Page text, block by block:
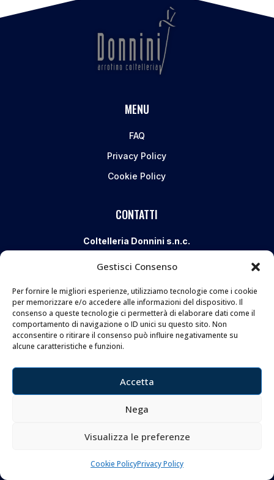
Gestisci Consenso
Per fornire le migliori esperienze, utilizziamo tecnologie come i cookie
per memorizzare e/o accedere alle informazioni del dispositivo. Il
consenso a queste tecnologie ci permetterà di elaborare dati come il
comportamento di navigazione o ID unici su questo sito. Non
acconsentire o ritirare il consenso può influire negativamente su
alcune caratteristiche e funzioni.
Accetta
Nega
Visualizza le preferenze
Cookie PolicyPrivacy Policy
MENU
FAQ
Privacy Policy
Cookie Policy
CONTATTI
Coltelleria Donnini s.n.c.
Telefono e WhatsApp:055 661 438
Email: info@donninicoltelleria.it
FOLLOW
Copyright © 2026 Coltelleria Donnini. All Rights
Reserved.